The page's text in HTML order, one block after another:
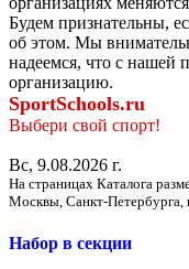
Будем признательны,
об этом. Мы
надеемся, что с
организацию.
SportSchools.ru
Выбери свой спорт!
Вс, 9.08.2026 г.
На страницах Каталога
Москвы, Санкт-Петербурга,
Набор в секции